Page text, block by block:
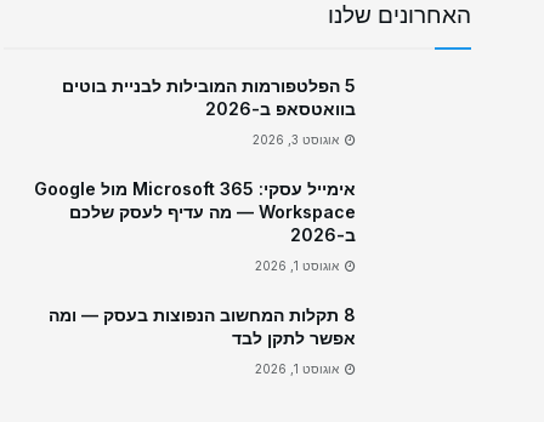
האחרונים שלנו
5 הפלטפורמות המובילות לבניית בוטים
בוואטסאפ ב-2026
אוגוסט 3, 2026
אימייל עסקי: Microsoft 365 מול Google
Workspace — מה עדיף לעסק שלכם
ב-2026
אוגוסט 1, 2026
8 תקלות המחשוב הנפוצות בעסק — ומה
אפשר לתקן לבד
אוגוסט 1, 2026